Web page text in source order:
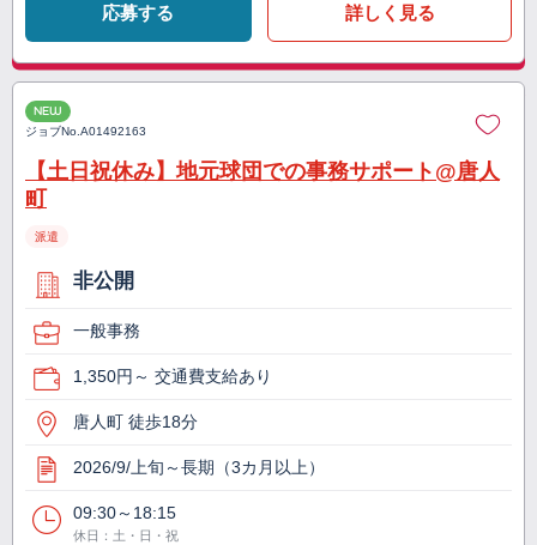
応募する 詳しく見る
NEW
ジョブNo.A01492163
【土日祝休み】地元球団での事務サポート@唐人
町
派遣
非公開
一般事務
1,350円～ 交通費支給あり
唐人町 徒歩18分
2026/9/上旬～長期（3カ月以上）
09:30～18:15
休日：土・日・祝